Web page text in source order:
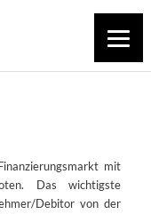
mit
Das wichtigste
Debitor von der